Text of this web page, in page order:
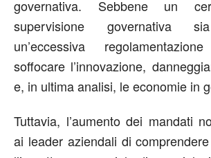
governativa. Sebbene un
supervisione governativa
un’eccessiva
soffocare l’innovazione,
e, in ultima analisi, le economie in
Tuttavia, l’aumento dei mandati
ai leader aziendali di